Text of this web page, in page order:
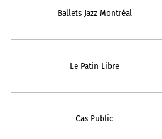
Ballets Jazz Montréal
Le Patin Libre
Cas Public